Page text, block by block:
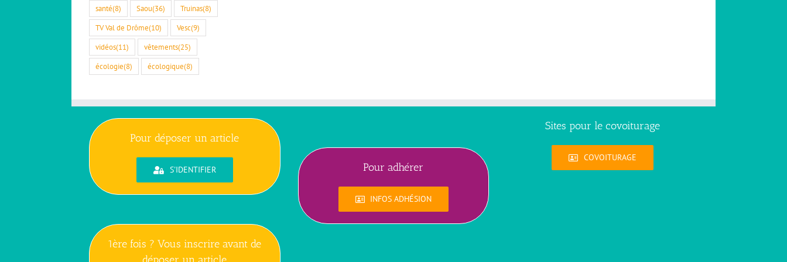
santé(8) Saou(36) Truinas(8)
TV Val de Drôme(10) Vesc(9)
vidéos(11) vêtements(25)
écologie(8) écologique(8)
Pour déposer un article
S'IDENTIFIER
1ère fois ? Vous inscrire avant de
Pour adhérer
INFOS ADHÉSION
Sites pour le covoiturage
COVOITURAGE